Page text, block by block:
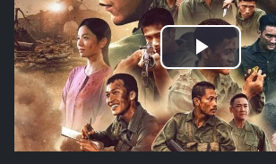
Play
Video